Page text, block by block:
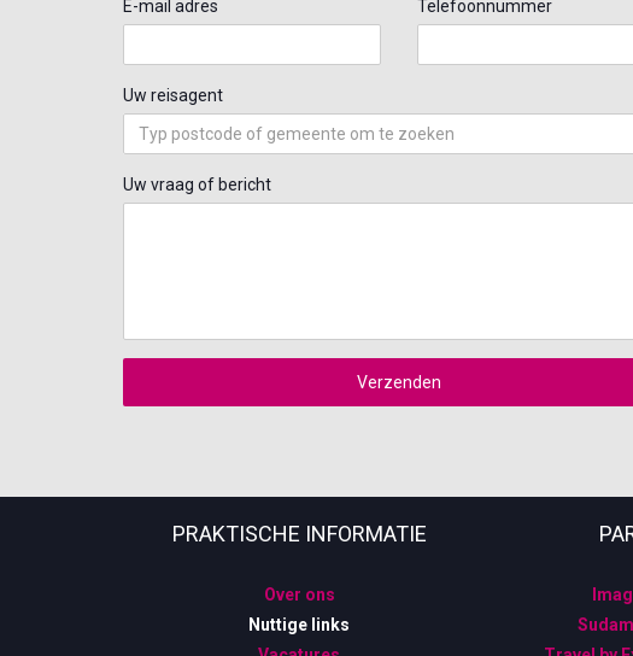
E-mail adres Telefoonnummer
Uw reisagent
Uw vraag of bericht
Verzenden
PRAKTISCHE INFORMATIE
Over ons
Nuttige links